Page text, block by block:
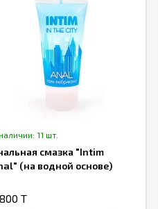
11 шт.
смазка "Intim
(на водной основе)
T